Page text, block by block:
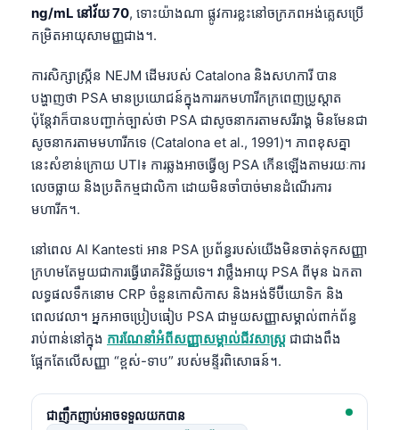
ng/mL នៅវ័យ 70, ទោះយ៉ាងណា ផ្លូវការខ្លះនៅចក្រភពអង់គ្លេសប្រើ
កម្រិតអាយុសាមញ្ញជាង។.
ការសិក្សាស្ក្រីន NEJM ដើមរបស់ Catalona និងសហការី បាន
បង្ហាញថា PSA មានប្រយោជន៍ក្នុងការរកមហារីកក្រពេញប្រូស្តាត
ប៉ុន្តែវាក៏បានបញ្ជាក់ច្បាស់ថា PSA ជាសូចនាករតាមសរីរាង្គ មិនមែនជា
សូចនាករតាមមហារីកទេ (Catalona et al., 1991)។ ភាពខុសគ្នា
នេះសំខាន់ក្រោយ UTI៖ ការឆ្លងអាចធ្វើឲ្យ PSA កើនឡើងតាមរយៈការ
លេចធ្លាយ និងប្រតិកម្មជាលិកា ដោយមិនចាំបាច់មានដំណើរការ
មហារីក។.
នៅពេល AI Kantesti អាន PSA ប្រព័ន្ធរបស់យើងមិនចាត់ទុកសញ្ញា
ក្រហមតែមួយជាការធ្វើរោគវិនិច្ឆ័យទេ។ វាថ្លឹងអាយុ PSA ពីមុន ឯកតា
លទ្ធផលទឹកនោម CRP ចំនួនកោសិកាស និងអង់ទីប៊ីយោទិក និង
ពេលវេលា។ អ្នកអាចប្រៀបធៀប PSA ជាមួយសញ្ញាសម្គាល់ពាក់ព័ន្ធ
រាប់ពាន់នៅក្នុង ការណែនាំអំពីសញ្ញាសម្គាល់ជីវសាស្រ្ត ជាជាងពឹង
ផ្អែកតែលើសញ្ញា “ខ្ពស់-ទាប” របស់មន្ទីរពិសោធន៍។.
ជាញឹកញាប់អាចទទួលយកបាន